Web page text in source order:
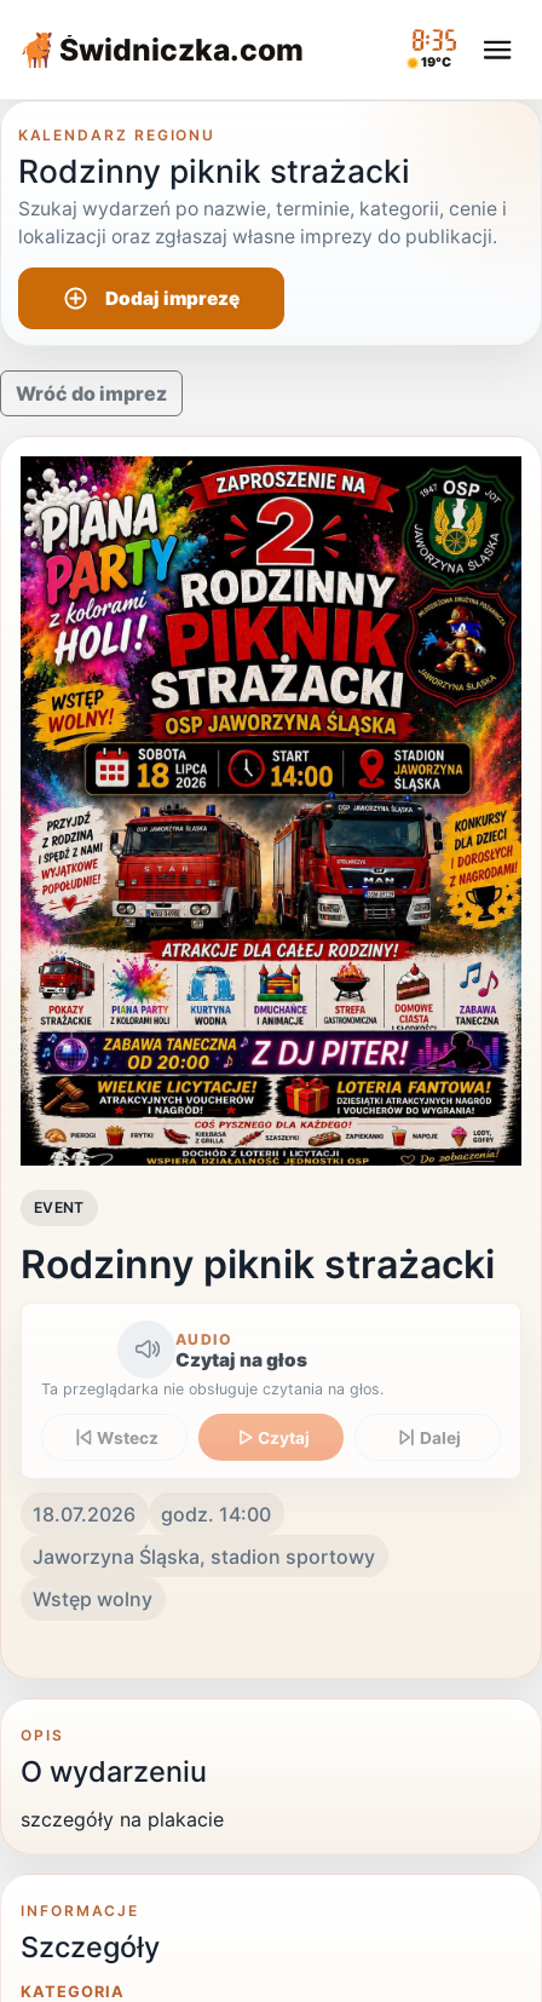
Świdniczka.com 08:35
19°C
KALENDARZ REGIONU
Rodzinny piknik strażacki
Szukaj wydarzeń po nazwie, terminie, kategorii, cenie i
lokalizacji oraz zgłaszaj własne imprezy do publikacji.
Dodaj imprezę
Wróć do imprez
EVENT
Rodzinny piknik strażacki
AUDIO
Czytaj na głos
Ta przeglądarka nie obsługuje czytania na głos.
Wstecz Czytaj Dalej
18.07.2026
godz. 14:00
Jaworzyna Śląska, stadion sportowy
Wstęp wolny
OPIS
O wydarzeniu
szczegóły na plakacie
INFORMACJE
Szczegóły
KATEGORIA